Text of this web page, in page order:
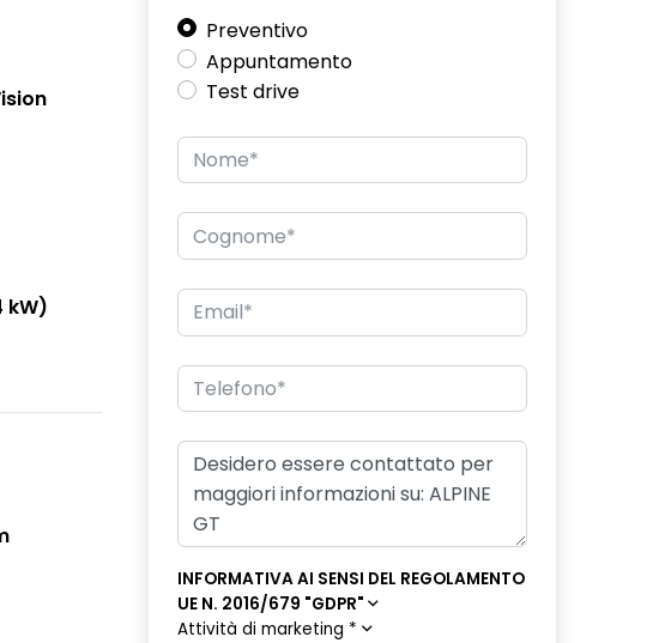
kW)
Preventivo
Appuntamento
Test drive
INFORMATIVA AI SENSI DEL REGOLAMENTO
UE N. 2016/679 "GDPR"
Attività di marketing *